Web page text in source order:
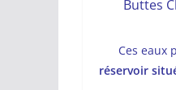
Buttes
Ces eaux
réservoir